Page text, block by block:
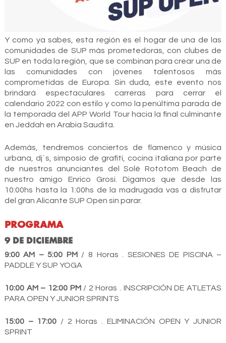
Y como ya sabes, esta región es el hogar de una de las
comunidades de SUP más prometedoras, con clubes de
SUP en toda la región, que se combinan para crear una de
las comunidades con jóvenes talentosos más
comprometidas de Europa. Sin duda, este evento nos
brindará espectaculares carreras para cerrar el
calendario 2022 con estilo y como la penúltima parada de
la temporada del APP World Tour hacia la final culminante
en Jeddah en Arabia Saudita.
Además, tendremos conciertos de flamenco y música
urbana, dj´s, simposio de grafiti, cocina italiana por parte
de nuestros anunciantes del Solé Rototom Beach de
nuestro amigo Enrico Grosi. Digamos que desde las
10:00hs hasta la 1:00hs de la madrugada vas a disfrutar
del gran Alicante SUP Open sin parar.
PROGRAMA
9 DE DICIEMBRE
9:00 AM – 5:00 PM/ 8 Horas . SESIONES DE PISCINA –
PADDLE Y SUP YOGA
10:00 AM – 12:00 PM/ 2 Horas . INSCRIPCIÓN DE ATLETAS
PARA OPEN Y JUNIOR SPRINTS
15:00 – 17:00 / 2 Horas . ELIMINACIÓN OPEN Y JUNIOR
SPRINT